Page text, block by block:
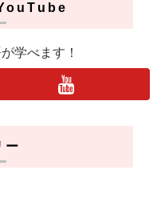
学べます！
ー